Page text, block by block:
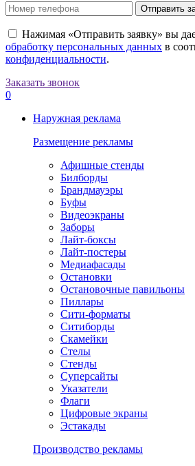
Отправить
Нажимая «Отправить заявку» вы
обработку персональных данных в
конфиденциальности.
Заказать звонок
0
Наружная реклама
Размещение рекламы
Афишные стенды
Билборды
Брандмауэры
Буфы
Видеоэкраны
Заборы
Лайт-боксы
Лайт-постеры
Медиафасады
Остановки
Остановочные павильоны
Пиллары
Сити-форматы
Ситиборды
Скамейки
Стелы
Стенды
Суперсайты
Указатели
Флаги
Цифровые экраны
Эстакады
Производство рекламы